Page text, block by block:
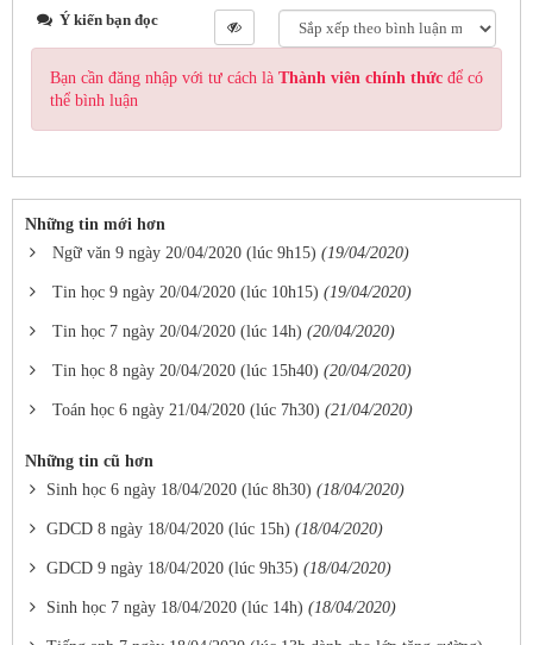
Ý kiến bạn đọc
Bạn cần đăng nhập với tư cách là Thành viên chính thức để có
thể bình luận
Những tin mới hơn
Ngữ văn 9 ngày 20/04/2020 (lúc 9h15) (19/04/2020)
Tin học 9 ngày 20/04/2020 (lúc 10h15) (19/04/2020)
Tin học 7 ngày 20/04/2020 (lúc 14h) (20/04/2020)
Tin học 8 ngày 20/04/2020 (lúc 15h40) (20/04/2020)
Toán học 6 ngày 21/04/2020 (lúc 7h30) (21/04/2020)
Những tin cũ hơn
Sinh học 6 ngày 18/04/2020 (lúc 8h30) (18/04/2020)
GDCD 8 ngày 18/04/2020 (lúc 15h) (18/04/2020)
GDCD 9 ngày 18/04/2020 (lúc 9h35) (18/04/2020)
Sinh học 7 ngày 18/04/2020 (lúc 14h) (18/04/2020)